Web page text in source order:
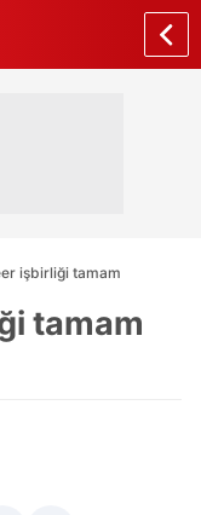
işbirliği tamam
tamam